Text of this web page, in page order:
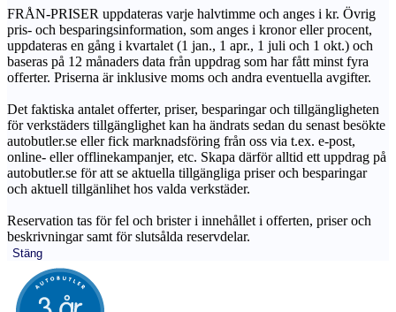
FRÅN-PRISER uppdateras varje halvtimme och anges i kr. Övrig
pris- och besparingsinformation, som anges i kronor eller procent,
uppdateras en gång i kvartalet (1 jan., 1 apr., 1 juli och 1 okt.) och
baseras på 12 månaders data från uppdrag som har fått minst fyra
offerter. Priserna är inklusive moms och andra eventuella avgifter.
Det faktiska antalet offerter, priser, besparingar och tillgängligheten
för verkstäders tillgänglighet kan ha ändrats sedan du senast besökte
autobutler.se eller fick marknadsföring från oss via t.ex. e-post,
online- eller offlinekampanjer, etc. Skapa därför alltid ett uppdrag på
autobutler.se för att se aktuella tillgängliga priser och besparingar
och aktuell tillgänlihet hos valda verkstäder.
Reservation tas för fel och brister i innehållet i offerten, priser och
beskrivningar samt för slutsålda reservdelar.
Stäng